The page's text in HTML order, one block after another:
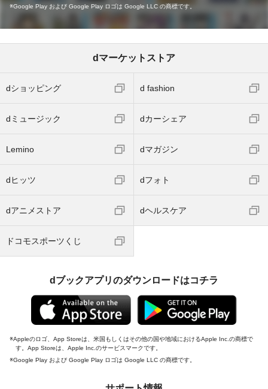
Google Play および Google Play ロゴは Google LLC の商標です。
dマーケットストア
dショッピング d fashion
dミュージック dカーシェア
Lemino dマガジン
dヒッツ dフォト
dアニメストア dヘルスケア
ドコモスポーツくじ
dブックアプリのダウンロードはコチラ
Appleのロゴ、App Storeは、米国もしくはその他の国や地域におけるApple Inc.の商標で
す。App Storeは、Apple Inc.のサービスマークです。
Google Play および Google Play ロゴは Google LLC の商標です。